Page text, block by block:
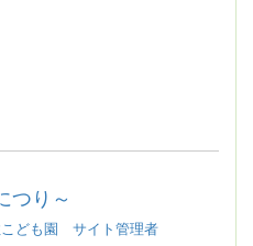
り～
ども園 サイト管理者